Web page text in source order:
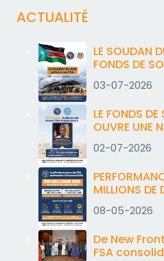
ACTUALITÉ
LE SOUDAN
FONDS DE
03-07-2026
LE FONDS
OUVRE UNE
02-07-2026
MILLIONS DE
08-05-2026
De New
FSA